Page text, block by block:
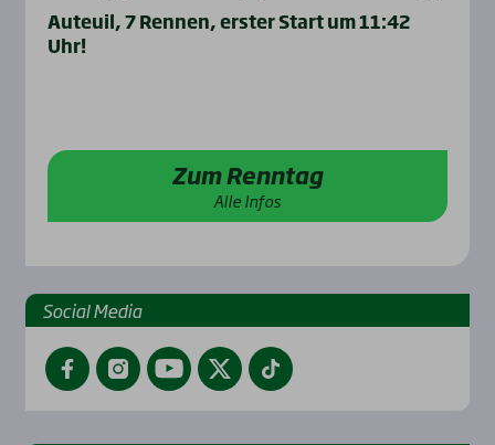
Auteuil, 7 Rennen, erster Start um 11:42
Uhr!
Zum Renntag
Alle Infos
Social Media
FacebookInstagramYouTubeTwitterTikTok